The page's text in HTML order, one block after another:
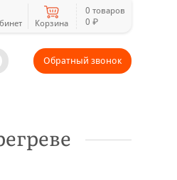
Обратный звонок
Корзина
0 товаров
0 ₽